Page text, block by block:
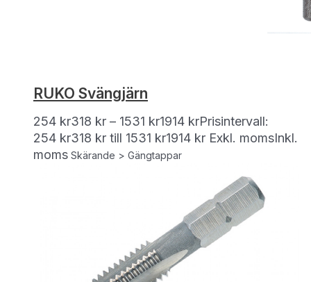
RUKO Svängjärn
254 kr318 kr – 1531 kr1914 krPrisintervall:
254 kr318 kr till 1531 kr1914 kr Exkl. momsInkl.
moms Skärande > Gängtappar